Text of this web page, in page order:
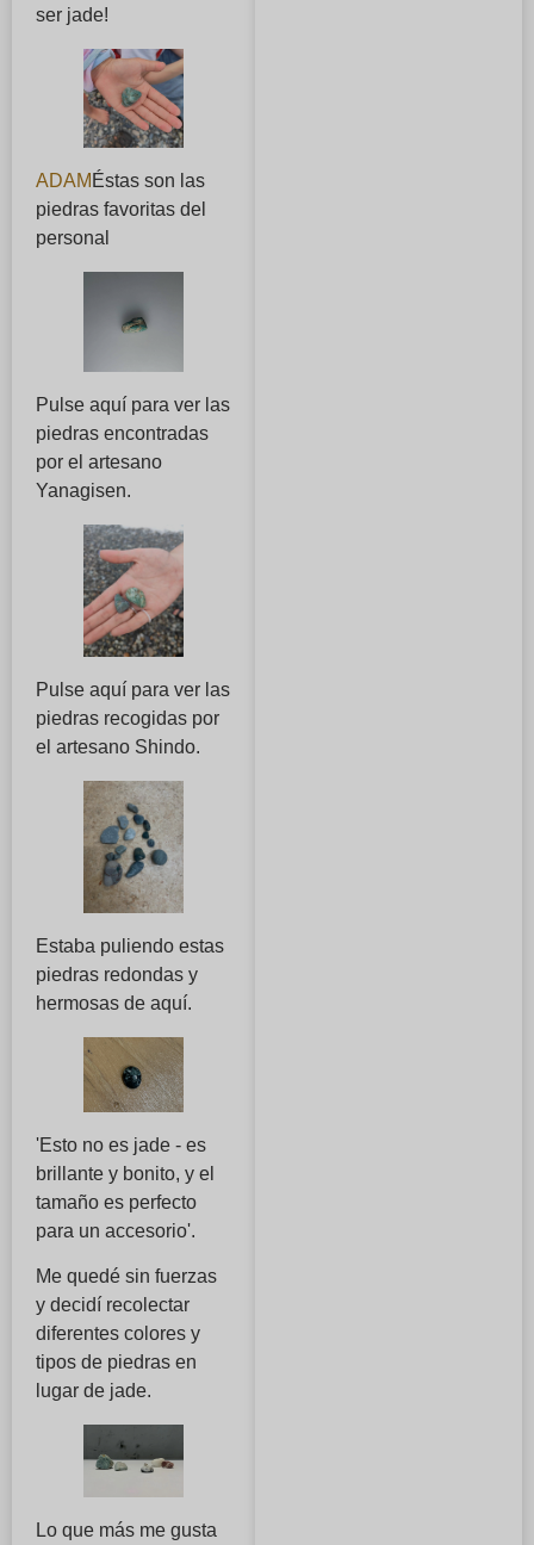
ser jade!
ADAM Éstas son las
piedras favoritas del
personal
Pulse aquí para ver las
piedras encontradas
por el artesano
Yanagisen.
Pulse aquí para ver las
piedras recogidas por
el artesano Shindo.
Estaba puliendo estas
piedras redondas y
hermosas de aquí.
'Esto no es jade - es
brillante y bonito, y el
tamaño es perfecto
para un accesorio'.
Me quedé sin fuerzas
y decidí recolectar
diferentes colores y
tipos de piedras en
lugar de jade.
Lo que más me gusta